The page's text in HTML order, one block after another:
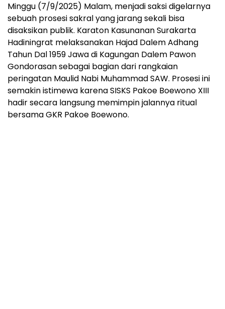
Minggu (7/9/2025) Malam, menjadi saksi digelarnya
sebuah prosesi sakral yang jarang sekali bisa
disaksikan publik. Karaton Kasunanan Surakarta
Hadiningrat melaksanakan Hajad Dalem Adhang
Tahun Dal 1959 Jawa di Kagungan Dalem Pawon
Gondorasan sebagai bagian dari rangkaian
peringatan Maulid Nabi Muhammad SAW. Prosesi ini
semakin istimewa karena SISKS Pakoe Boewono XIII
hadir secara langsung memimpin jalannya ritual
bersama GKR Pakoe Boewono.